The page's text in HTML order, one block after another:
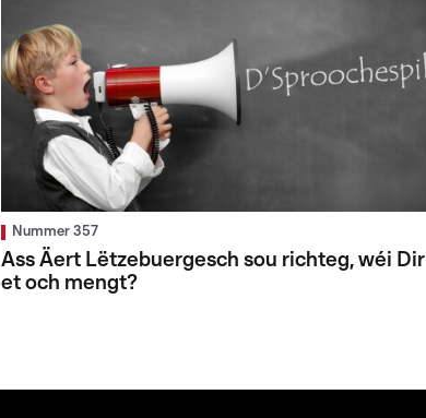
Nummer 357
Ass Äert Lëtzebuergesch sou richteg, wéi Dir
et och mengt?